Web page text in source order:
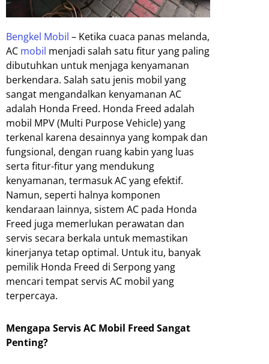
Bengkel Mobil – Ketika cuaca panas melanda,
AC mobil menjadi salah satu fitur yang paling
dibutuhkan untuk menjaga kenyamanan
berkendara. Salah satu jenis mobil yang
sangat mengandalkan kenyamanan AC
adalah Honda Freed. Honda Freed adalah
mobil MPV (Multi Purpose Vehicle) yang
terkenal karena desainnya yang kompak dan
fungsional, dengan ruang kabin yang luas
serta fitur-fitur yang mendukung
kenyamanan, termasuk AC yang efektif.
Namun, seperti halnya komponen
kendaraan lainnya, sistem AC pada Honda
Freed juga memerlukan perawatan dan
servis secara berkala untuk memastikan
kinerjanya tetap optimal. Untuk itu, banyak
pemilik Honda Freed di Serpong yang
mencari tempat servis AC mobil yang
terpercaya.
Mengapa Servis AC Mobil Freed Sangat
Penting?